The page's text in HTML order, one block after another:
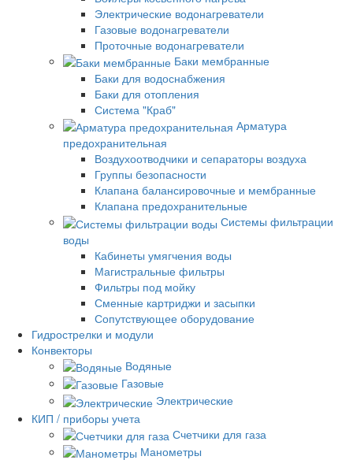
Электрические водонагреватели
Газовые водонагреватели
Проточные водонагреватели
Баки мембранные
Баки для водоснабжения
Баки для отопления
Система "Краб"
Арматура
предохранительная
Воздухоотводчики и сепараторы воздуха
Группы безопасности
Клапана балансировочные и мембранные
Клапана предохранительные
Системы фильтрации
воды
Кабинеты умягчения воды
Магистральные фильтры
Фильтры под мойку
Сменные картриджи и засыпки
Сопутствующее оборудование
Гидрострелки и модули
Конвекторы
Водяные
Газовые
Электрические
КИП / приборы учета
Счетчики для газа
Манометры